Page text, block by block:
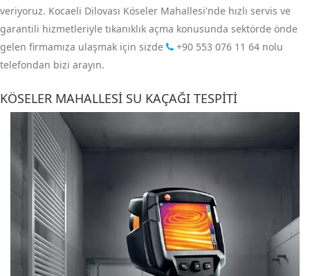
veriyoruz. Kocaeli Dilovası Köseler Mahallesi'nde hızlı servis ve
garantili hizmetleriyle tıkanıklık açma konusunda sektörde önde
gelen firmamıza ulaşmak için sizde
+90 553 076 11 64 nolu
telefondan bizi arayın.
KÖSELER MAHALLESI SU KAÇAĞI TESPITI